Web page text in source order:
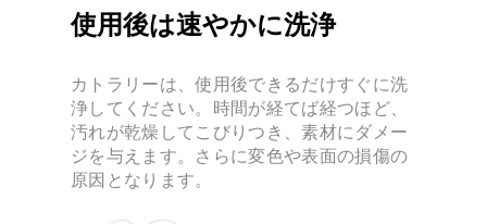
使用後は速やかに洗浄
カトラリーは、使用後できるだけすぐに洗
浄してください。時間が経てば経つほど、
汚れが乾燥してこびりつき、素材にダメー
ジを与えます。さらに変色や表面の損傷の
原因となります。